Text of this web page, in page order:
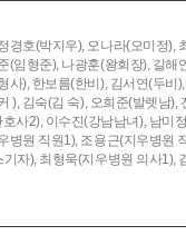
경호(박지우), 오나라(오미정),
(임형준), 나광훈(왕회장), 길해
사), 한보름(한비), 김서연(두비),
), 김숙(김 숙), 오희준(발렛남),
사2), 이수진(강남남녀), 남미
병원 직원1), 조용근(지우병원
기자), 최형욱(지우병원 의사1),